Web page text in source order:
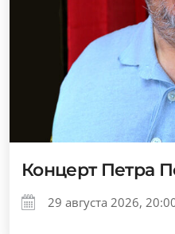
Концерт Петра
29 августа 2026,